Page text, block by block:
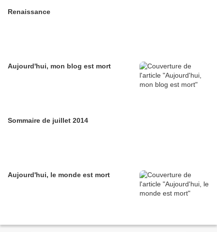
Renaissance
Aujourd'hui, mon blog est mort
Sommaire de juillet 2014
Aujourd'hui, le monde est mort